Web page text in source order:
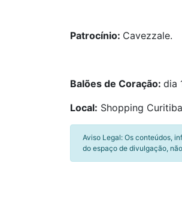
Patrocínio: Cavezzale.
Balões de Coração: dia
Local: Shopping
Aviso Legal: Os conteúdos,
do espaço de divulgação,